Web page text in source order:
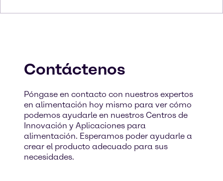
Contáctenos
Póngase en contacto con nuestros expertos
en alimentación hoy mismo para ver cómo
podemos ayudarle en nuestros Centros de
Innovación y Aplicaciones para
alimentación. Esperamos poder ayudarle a
crear el producto adecuado para sus
necesidades.